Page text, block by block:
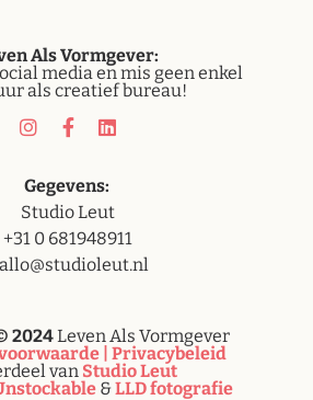
Als Vormgever:
media en mis geen enkel
als creatief bureau!
Gegevens:
Studio Leut
+31 0 681948911
2024Leven Als Vormgever
| Privacybeleid
van Studio Leut
&LLD fotografie